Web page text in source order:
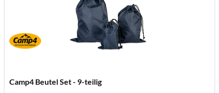
Camp4 Beutel Set - 9-teilig